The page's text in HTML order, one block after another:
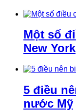
Một số
New York
5 điều
nước Mỹ